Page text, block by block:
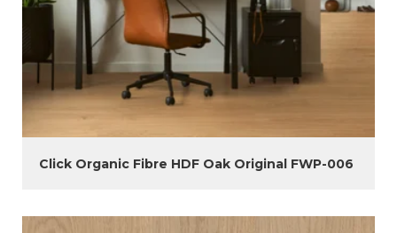
Click Organic Fibre HDF Oak Original FWP-006